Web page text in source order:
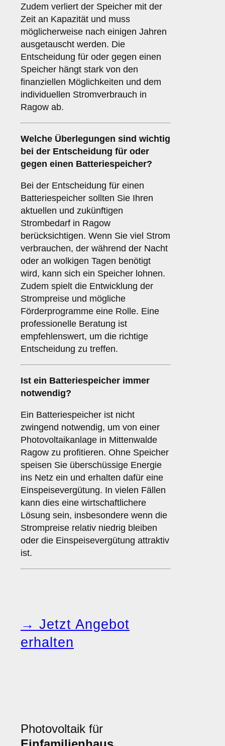
Zudem verliert der Speicher mit der
Zeit an Kapazität und muss
möglicherweise nach einigen Jahren
ausgetauscht werden. Die
Entscheidung für oder gegen einen
Speicher hängt stark von den
finanziellen Möglichkeiten und dem
individuellen Stromverbrauch in
Ragow ab.
Welche Überlegungen sind wichtig
bei der Entscheidung für oder
gegen einen Batteriespeicher?
Bei der Entscheidung für einen
Batteriespeicher sollten Sie Ihren
aktuellen und zukünftigen
Strombedarf in Ragow
berücksichtigen. Wenn Sie viel Strom
verbrauchen, der während der Nacht
oder an wolkigen Tagen benötigt
wird, kann sich ein Speicher lohnen.
Zudem spielt die Entwicklung der
Strompreise und mögliche
Förderprogramme eine Rolle. Eine
professionelle Beratung ist
empfehlenswert, um die richtige
Entscheidung zu treffen.
Ist ein Batteriespeicher immer
notwendig?
Ein Batteriespeicher ist nicht
zwingend notwendig, um von einer
Photovoltaikanlage in Mittenwalde
Ragow zu profitieren. Ohne Speicher
speisen Sie überschüssige Energie
ins Netz ein und erhalten dafür eine
Einspeisevergütung. In vielen Fällen
kann dies eine wirtschaftlichere
Lösung sein, insbesondere wenn die
Strompreise relativ niedrig bleiben
oder die Einspeisevergütung attraktiv
ist.
→ Jetzt Angebot
erhalten
Photovoltaik für